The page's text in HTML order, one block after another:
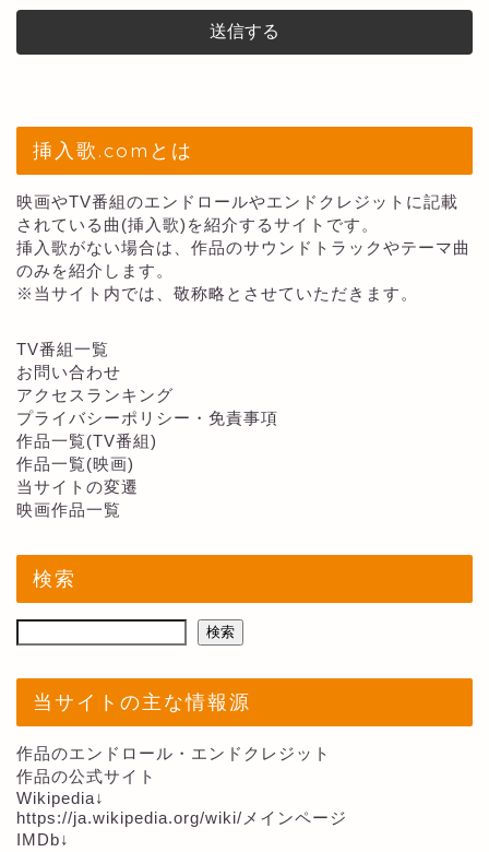
挿入歌.comとは
映画やTV番組のエンドロールやエンドクレジットに記載
されている曲(挿入歌)を紹介するサイトです。
挿入歌がない場合は、作品のサウンドトラックやテーマ曲
のみを紹介します。
※当サイト内では、敬称略とさせていただきます。
TV番組一覧
お問い合わせ
アクセスランキング
プライバシーポリシー・免責事項
作品一覧(TV番組)
作品一覧(映画)
当サイトの変遷
映画作品一覧
検索
検索
当サイトの主な情報源
作品のエンドロール・エンドクレジット
作品の公式サイト
Wikipedia↓
https://ja.wikipedia.org/wiki/メインページ
IMDb↓